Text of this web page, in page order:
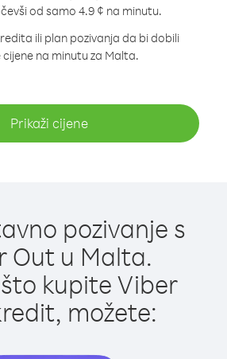
od samo 4.9 ¢ na minutu.
ili plan pozivanja da bi dobili
cijene na minutu za Malta.
Prikaži cijene
pozivanje s
Out u Malta.
kupite Viber
možete: